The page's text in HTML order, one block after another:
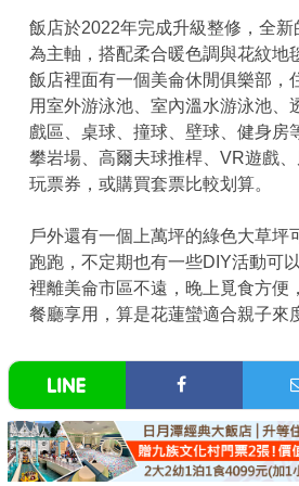
飯店於2022年完成升級整修，全
為主軸，搭配柔合暖色調與花紋地
飯店裡面有一個美侖休閒俱樂部，
用室外游泳池、室內溫水游泳池、
戲區、桌球、撞球、壁球、健身房
攀岩場、高爾夫球推桿、VR遊戲
玩票券，或購買套票比較划算。
戶外還有一個上萬坪的綠色大草坪
跑跑，不定期也有一些DIY活動可
裡離美侖市區不遠，晚上覓食方便
餐廳享用，算是花蓮蠻適合親子來